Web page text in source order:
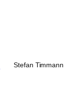
Stefan Timmann